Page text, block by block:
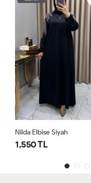
Nilda Elbise Siyah
1,550 TL